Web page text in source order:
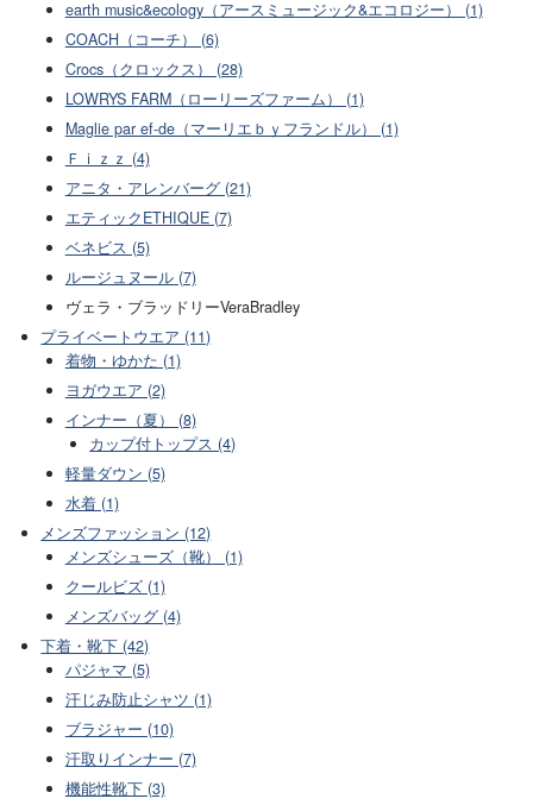
earth music&ecology（アースミュージック&エコロジー） (1)
COACH（コーチ） (6)
Crocs（クロックス） (28)
LOWRYS FARM（ローリーズファーム） (1)
Maglie par ef-de（マーリエｂｙフランドル） (1)
Ｆｉｚｚ (4)
アニタ・アレンバーグ (21)
エティックETHIQUE (7)
ベネビス (5)
ルージュヌール (7)
ヴェラ・ブラッドリーVeraBradley
プライベートウエア (11)
着物・ゆかた (1)
ヨガウエア (2)
インナー（夏） (8)
カップ付トップス (4)
軽量ダウン (5)
水着 (1)
メンズファッション (12)
メンズシューズ（靴） (1)
クールビズ (1)
メンズバッグ (4)
下着・靴下 (42)
パジャマ (5)
汗じみ防止シャツ (1)
ブラジャー (10)
汗取りインナー (7)
機能性靴下 (3)